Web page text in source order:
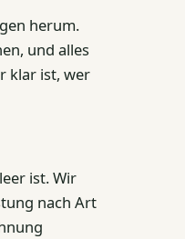
herum.
und alles
klar ist, wer
ist. Wir
nach Art